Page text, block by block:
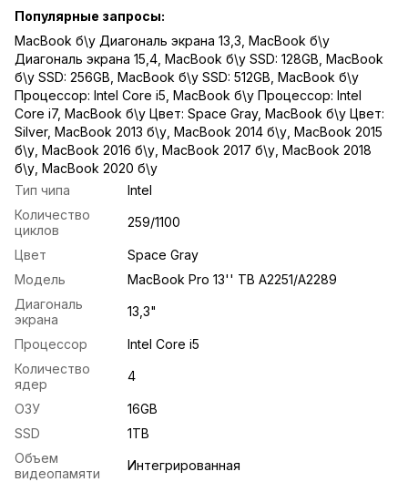
Популярные запросы:
MacBook б\у Диагональ экрана 13,3 MacBook б\у
Диагональ экрана 15,4 MacBook б\у SSD: 128GB MacBook
б\у SSD: 256GB MacBook б\у SSD: 512GB MacBook б\у
Процессор: Intel Core i5 MacBook б\у Процессор: Intel
Core i7, MacBook б\у Цвет: Space Gray, MacBook б\у Цвет:
Silver, MacBook 2013 б\у MacBook 2014 б\у MacBook 2015
б\у MacBook 2016 б\у MacBook 2017 б\у MacBook 2018
б\у MacBook 2020 б\у
Тип чипа
Intel
Количество
циклов
259/1100
Цвет
Space Gray
Модель
MacBook Pro 13'' TB A2251/A2289
Диагональ
экрана
13,3"
Процессор
Intel Core i5
Количество
ядер
4
ОЗУ
16GB
SSD
1TB
Объем
видеопамяти
Интегрированная